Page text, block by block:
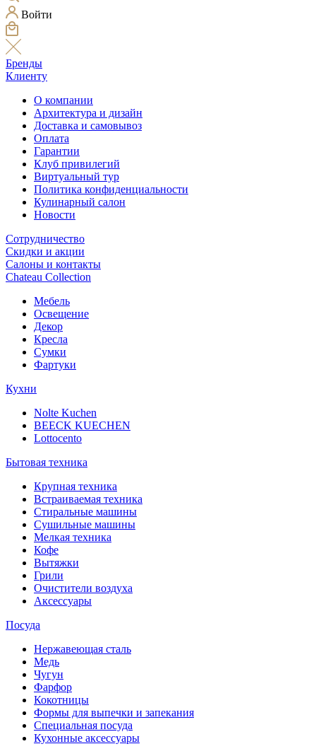
Войти
Бренды
Клиенту
О компании
Архитектура и дизайн
Доставка и самовывоз
Оплата
Гарантии
Клуб привилегий
Виртуальный тур
Политика конфиденциальности
Кулинарный салон
Новости
Сотрудничество
Скидки и акции
Салоны и контакты
Chateau Collection
Мебель
Освещение
Декор
Кресла
Сумки
Фартуки
Кухни
Nolte Kuchen
BEECK KUECHEN
Lottocento
Бытовая техника
Крупная техника
Встраиваемая техника
Стиральные машины
Сушильные машины
Мелкая техника
Кофе
Вытяжки
Грили
Очистители воздуха
Аксессуары
Посуда
Нержавеющая сталь
Медь
Чугун
Фарфор
Кокотницы
Формы для выпечки и запекания
Специальная посуда
Кухонные аксессуары